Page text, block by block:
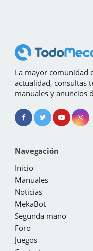
La mayor comunidad
actualidad, consultas
manuales y anuncios
Navegación
Inicio
Manuales
Noticias
MekaBot
Segunda mano
Foro
Juegos